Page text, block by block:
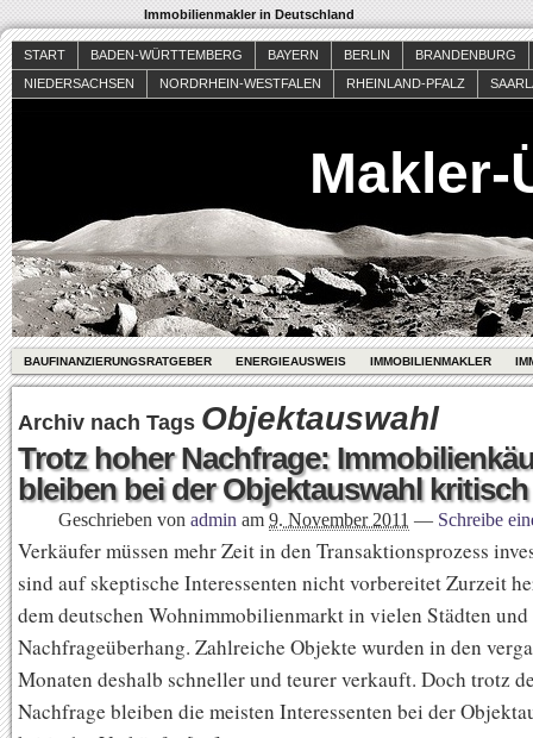
Immobilienmakler in Deutschland
START BADEN-WÜRTTEMBERG BAYERN BERLIN
BRANDENBURG
NIEDERSACHSEN
NORDRHEIN-WESTFALEN RHEINLAND-PFALZ
Makler-
BAUFINANZIERUNGSRATGEBER ENERGIEAUSWEIS IMMOBILIENMAKLER
Archiv nach Tags Objektauswahl
Trotz hoher Nachfrage:
bleiben bei der Objektauswahl kritisch
Geschrieben von admin am 9. November 2011 — Schreibe
Verkäufer müssen mehr Zeit in den Transaktionsprozess
sind auf skeptische Interessenten nicht vorbereitet Zurzeit
dem deutschen Wohnimmobilienmarkt in vielen Städten
Nachfrageüberhang. Zahlreiche Objekte wurden in den
Monaten deshalb schneller und teurer verkauft. Doch trotz
Nachfrage bleiben die meisten Interessenten bei der